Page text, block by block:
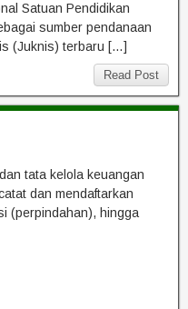
Satuan Pendidikan
sumber pendanaan
(Juknis) terbaru […]
Read Post
tata kelola keuangan
dan mendaftarkan
(perpindahan), hingga